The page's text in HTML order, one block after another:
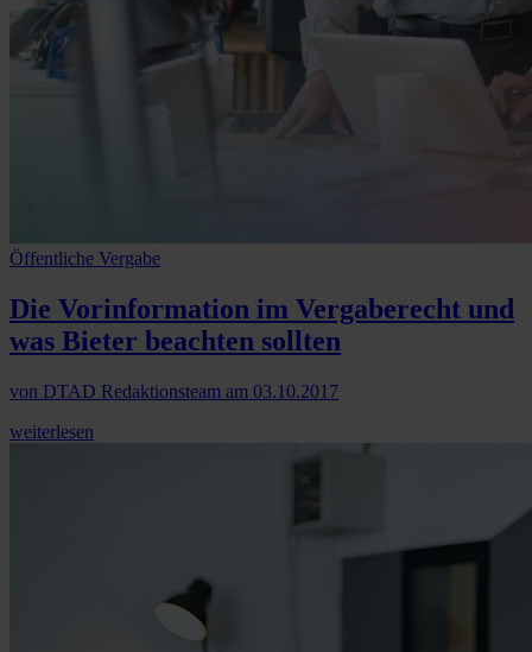
Öffentliche Vergabe
Die Vorinformation im Vergaberecht und
was Bieter beachten sollten
von DTAD Redaktionsteam am 03.10.2017
weiterlesen